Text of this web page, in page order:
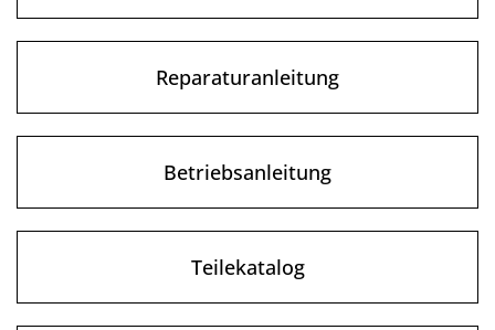
Wir berechnen innerhalb Deutschlands keine
Reparaturanleitung
Betriebsanleitung
Teilekatalog